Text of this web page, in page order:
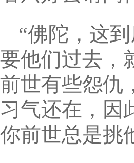
“佛陀，这
要他们过去，
前世有些怨仇
习气还在，因
你前世总是挑